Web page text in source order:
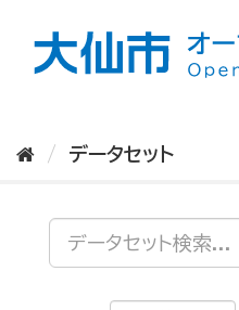
データセット